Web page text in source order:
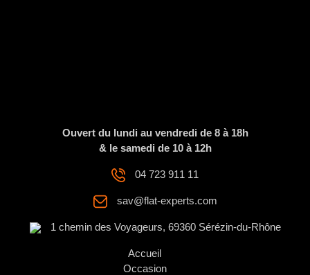
Ouvert du lundi au vendredi de 8 à 18h
& le samedi de 10 à 12h
04 723 911 11
sav@flat-experts.com
1 chemin des Voyageurs, 69360 Sérézin-du-Rhône
Accueil
Occasion